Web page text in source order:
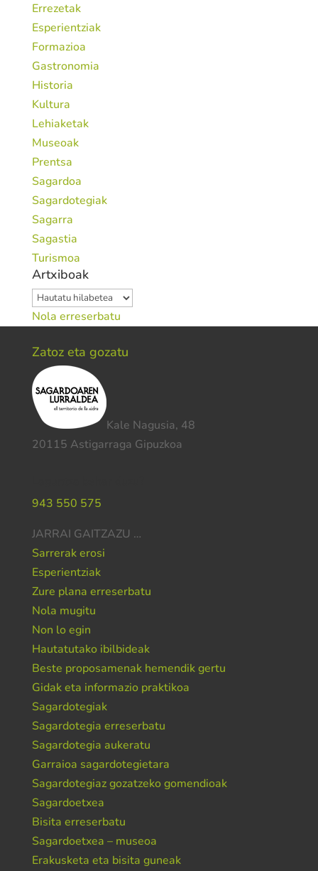
Errezetak
Esperientziak
Formazioa
Gastronomia
Historia
Kultura
Lehiaketak
Museoak
Prentsa
Sagardoa
Sagardotegiak
Sagarra
Sagastia
Turismoa
Artxiboak
Artxiboak
Nola erreserbatu
Zatoz eta gozatu
Kale Nagusia, 48
20115 Astigarraga Gipuzkoa
943 550 575
JARRAI GAITZAZU …
Sarrerak erosi
Esperientziak
Zure plana erreserbatu
Nola mugitu
Non lo egin
Hautatutako ibilbideak
Beste proposamenak hemendik gertu
Gidak eta informazio praktikoa
Sagardotegiak
Sagardotegia erreserbatu
Sagardotegia aukeratu
Garraioa sagardotegietara
Sagardotegiaz gozatzeko gomendioak
Sagardoetxea
Bisita erreserbatu
Sagardoetxea – museoa
Erakusketa eta bisita guneak